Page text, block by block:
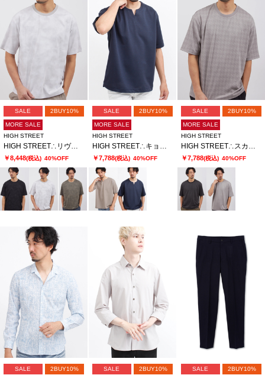
SALE 2BUY10%
MORE SALE
HIGH STREET
HIGH STREET∴リヴィエラミストハンソデBigクルーネック
￥8,448(税込) 40%OFF
SALE 2BUY10%
MORE SALE
HIGH STREET
HIGH STREET∴キョウネンピンジャージハンソデBigキーネック
￥7,788(税込) 40%OFF
SALE 2BUY10%
MORE SALE
HIGH STREET
HIGH STREET∴スカラウィーブハンソデBigクルーネック
￥7,788(税込) 40%OFF
SALE 2BUY10% SALE 2BUY10% SALE 2BUY10%